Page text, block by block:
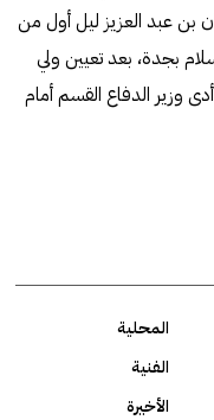
عبد العزيز ليل أول من
بجدة، بعد تعيين ولي
وزير الدفاع القسم أمام
المحلية
الفنية
الأخيرة